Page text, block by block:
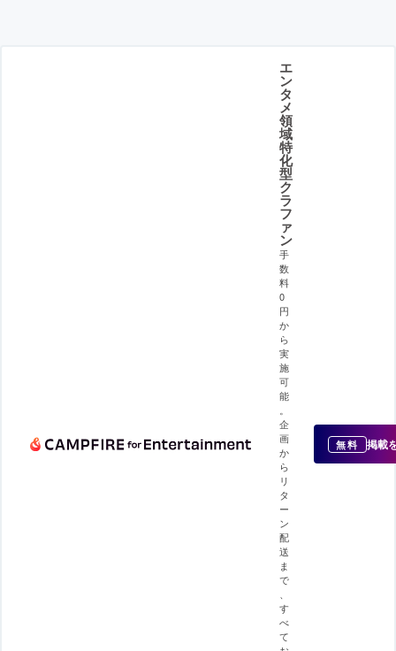
エ
ン
タ
メ
領
域
特
化
型
ク
ラ
フ
ァ
ン
手
数
料
0
円
か
ら
実
施
可
能
企
画
か
ら
リ
タ
ー
ン
配
送
ま
で
す
べ
て
無料 掲載